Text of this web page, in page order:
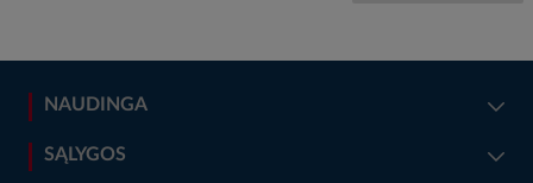
NAUDINGA
SĄLYGOS